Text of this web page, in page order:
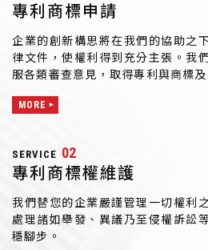
專利商標申請
企業的創新構思將在我們的協助之
律文件，使權利得到充分主張。我
服各類審查意見，取得專利與商標及
MORE
SERVICE 02
專利商標權維護
我們替您的企業嚴謹管理一切權利
處理諸如舉發、異議乃至侵權訴訟
穩腳步。